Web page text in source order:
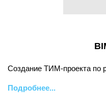
Создание ТИМ-проекта по
Подробнее...